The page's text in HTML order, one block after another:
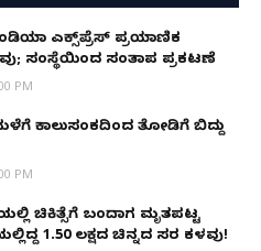
ಎಕ್ಸ್‌ಪ್ರೆಸ್ ಪ್ರಯಾಣಿಕ
ಸಂಸ್ಥೆಯಿಂದ ಸಂತಾಪ ಪ್ರಕಟಣೆ
PM
ಕಾಲುಸಂಕದಿಂದ ತೋಡಿಗೆ ಬಿದ್ದು
PM
ಚಿಕಿತ್ಸೆಗೆ ಬಂದಾಗ ಮೃತಪಟ್ಟ
₹1.50 ಲಕ್ಷದ ಚಿನ್ನದ ಸರ ಕಳವು!